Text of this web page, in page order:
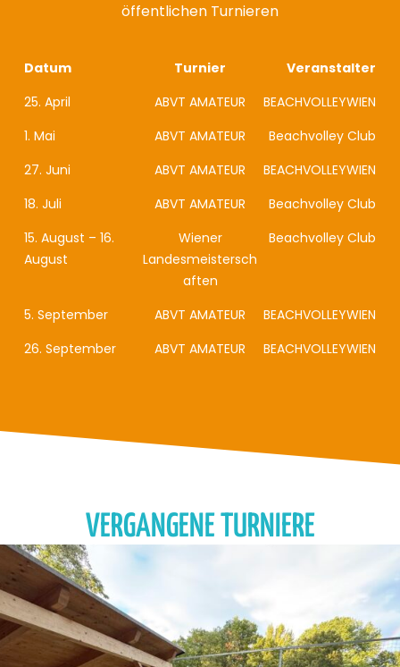
öffentlichen Turnieren
Datum Turnier
Veranstalter
25. April
ABVT AMATEUR
BEACHVOLLEYWIEN
1. Mai
ABVT AMATEUR
Beachvolley Club
27. Juni
ABVT AMATEUR
BEACHVOLLEYWIEN
18. Juli
ABVT AMATEUR
Beachvolley Club
15. August – 16.
August
Wiener
Landesmeistersch
aften
Beachvolley Club
5. September ABVT AMATEUR
BEACHVOLLEYWIEN
26. September
ABVT AMATEUR BEACHVOLLEYWIEN
VERGANGENE TURNIERE